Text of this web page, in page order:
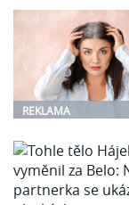
REKLAMA